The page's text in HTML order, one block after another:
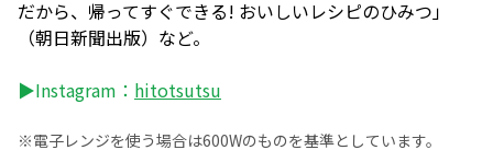
だから、帰ってすぐできる! おいしいレシピのひみつ」
（朝日新聞出版）など。
▶Instagram： hitotsutsu
※電子レンジを使う場合は600Wのものを基準としています。